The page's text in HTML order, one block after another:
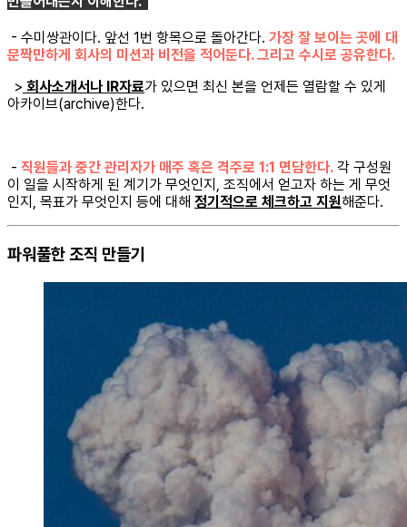
- 수미쌍관이다. 앞선 1번 항목으로 돌아간다. 가장 잘 보이는 곳에 대
문짝만하게 회사의 미션과 비전을 적어둔다. 그리고 수시로 공유한다.
> 회사소개서나 IR자료가 있으면 최신 본을 언제든 열람할 수 있게
아카이브(archive)한다.
- 직원들과 중간 관리자가 매주 혹은 격주로 1:1 면담한다. 각 구성원
이 일을 시작하게 된 계기가 무엇인지, 조직에서 얻고자 하는 게 무엇
인지, 목표가 무엇인지 등에 대해 정기적으로 체크하고 지원해준다.
파워풀한 조직 만들기